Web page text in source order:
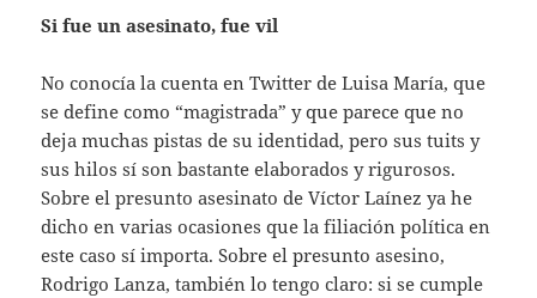
Si fue un asesinato, fue vil
No conocía la cuenta en Twitter de Luisa María, que
se define como “magistrada” y que parece que no
deja muchas pistas de su identidad, pero sus tuits y
sus hilos sí son bastante elaborados y rigurosos.
Sobre el presunto asesinato de Víctor Laínez ya he
dicho en varias ocasiones que la filiación política en
este caso sí importa. Sobre el presunto asesino,
Rodrigo Lanza, también lo tengo claro: si se cumple